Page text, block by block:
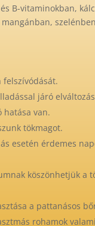
B-vitaminokban,
felszívódását.
járó
hatása van.
tökmagot.
esetén érdemes
köszönhetjük a
a pattanásos
rohamok